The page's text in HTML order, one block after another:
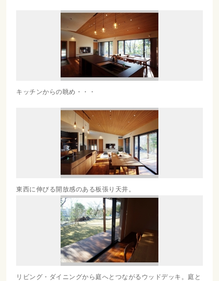
キッチンからの眺め・・・
東西に伸びる開放感のある板張り天井。
リビング・ダイニングから庭へとつながるウッドデッキ。庭と